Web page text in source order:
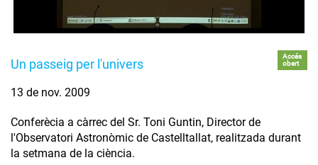
Un passeig per l'univers
Accés
obert
13 de nov. 2009
Conferècia a càrrec del Sr. Toni Guntin, Director de
l'Observatori Astronòmic de Castelltallat, realitzada durant
la setmana de la ciència.